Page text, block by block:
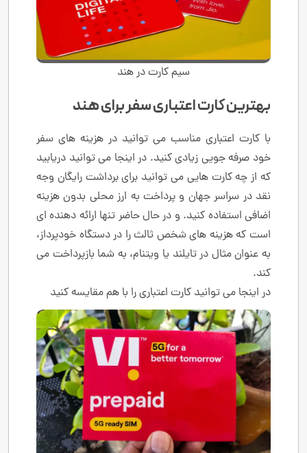
سیم کارت در هند
بهترین کارت اعتباری سفر برای هند
با کارت اعتباری مناسب می توانید در هزینه های سفر
خود صرفه جویی زیادی کنید. در اینجا می توانید دریابید
که از چه کارت هایی می توانید برای برداشت رایگان وجه
نقد در سراسر جهان و پرداخت به ارز محلی بدون هزینه
اضافی استفاده کنید. و در حال حاضر تنها ارائه دهنده ای
است که هزینه های شخص ثالث را در دستگاه خودپرداز،
به عنوان مثال در تایلند یا ویتنام، به شما بازپرداخت می
کند.
در اینجا می توانید کارت اعتباری را با هم مقایسه کنید